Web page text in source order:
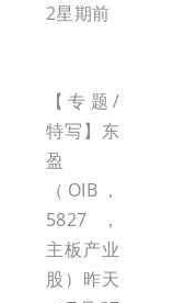
2星期前
【专题/
特写】东
盈
（OIB，
5827，
主板产业
股）昨天